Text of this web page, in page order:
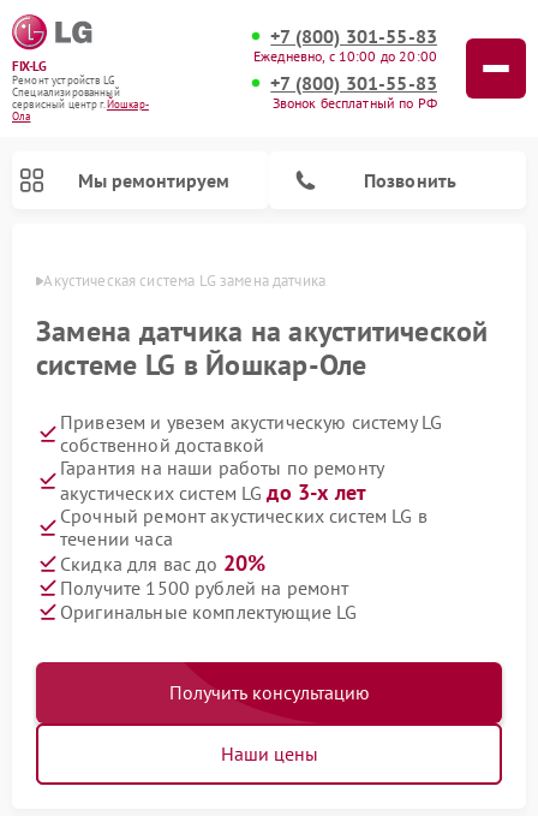
FIX-LG
Ремонт устройств LG
Специализированный
cервисный центр г.Йошкар-
Ола
+7 (800) 301-55-83
Ежедневно, с 10:00 до 20:00
+7 (800) 301-55-83
Звонок бесплатный по РФ
Мы ремонтируем Позвонить
Оле Акустическая система LG замена датчика
Замена датчика на акуститической
системе LG в Йошкар-Оле
Привезем и увезем акустическую систему LG
собственной доставкой
Гарантия на наши работы по ремонту
акустических систем LGдо 3-х лет
Срочный ремонт акустических систем LG в
течении часа
Скидка для вас до 20%
Получите 1500 рублей на ремонт
Оригинальные комплектующие LG
Получить консультацию
Наши цены